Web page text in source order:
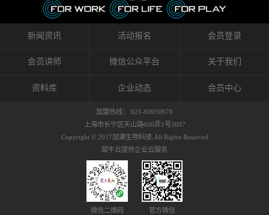
们分析解剖下过敏的原因，然后简说一下
KINESIO贴布贴扎后预防应对。我把导致过敏的
原因，简单分为外因和内因。外因1，贴布贴布
括：1）面料的伸展率、回缩率、纤维的刺激
能会给皮肤带来过度的刺激，从而引起过敏瘙
坏，各种细胞就会发生病态变化。 在一定的状
态下，细胞因子会自动捕捉异常，并在细胞之
间传递适当的修复信息。可以收集各自所需的
因子级联；细胞因子的连锁反应）。 如果这种
者甚至提供不需要的物质。 因此，身体所需的
自然愈合能力不仅不能发挥作用，反而会造成
恶化的环境。Kinesio肌内效贴的作用，就是解
决这些问题。 KinesioTaping ® （Kinesio贴扎
疗法）的概念是空（空间），动（流动），冷
（抑制热的上升），为了实现这些，贴布的质
作出来。 特别地，Kinesio Medical
Tappling®（Kinesio医疗贴扎）通过从皮肤表面
长时间给予适...
官。研究人员认为，整个身体的网络是由坚韧
且柔软的蛋白质结构所支撑的相互连接的充满
流体的空间构成的。如果作为脏器，这是人体
最大的脏器，约占体重的20%（相比之下，皮
内流通，有助于细胞的再生和恢复。“1”“雪花”
周围进行轻柔的刺激，改善受影响的关节和肌
到辅助修复损伤组织的作用。对组织的营养供
膜，韧带和关节周围皮下组织的关节囊。 流
体力学理论加濑博士-Kinesio肌内效贴布的发明
人流体力学理论是以对日常生活产生反复影响
的纤细筋膜的性质为焦点。 筋膜容易受到外部
新闻资讯 活动报名 会员登录
会员讲师 微信公众平台 关于我们
资料库 企业动态 会员中心
加盟热线： 021-60950678
上海市长宁区天山路600弄1号3007
Copyright © 2017加濑生物科技.All Rights Reserved
犀牛云提供企业云服务
微信二维码 官方微信